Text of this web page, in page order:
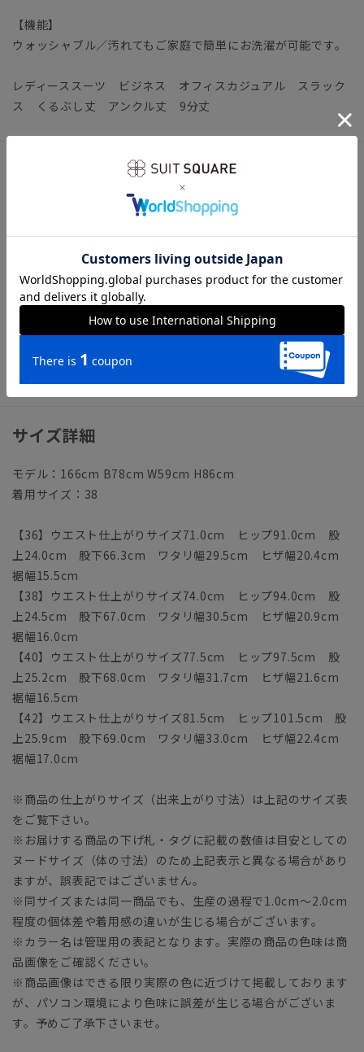
【機能】
ウォッシャブル／汚れてもご家庭で簡単にお洗濯が可能です。
レディーススーツ ビジネス オフィスカジュアル スラック
ス くるぶし丈 アンクル丈 9分丈
＊セット着用可（ジャケット、スカートは別売りとなりま
【仕様】ノータック／テーパード／膝まで裏地
【裾】シングル仕上げ（裾上げは受付対象外となります。）
【洗濯表示】ドライクリーニング・家庭洗濯可《洗濯機可（ネ
ット使用・弱水流）》
ウォッシャブル商品のお取扱いについて
サイズ詳細
モデル：166cm B78cm W59cm H86cm
着用サイズ：38
【36】ウエスト仕上がりサイズ71.0cm ヒップ91.0cm 股
上24.0cm 股下66.3cm ワタリ幅29.5cm ヒザ幅20.4cm
裾幅15.5cm
【38】ウエスト仕上がりサイズ74.0cm ヒップ94.0cm 股
上24.5cm 股下67.0cm ワタリ幅30.5cm ヒザ幅20.9cm
裾幅16.0cm
【40】ウエスト仕上がりサイズ77.5cm ヒップ97.5cm 股
上25.2cm 股下68.0cm ワタリ幅31.7cm ヒザ幅21.6cm
裾幅16.5cm
【42】ウエスト仕上がりサイズ81.5cm ヒップ101.5cm 股
上25.9cm 股下69.0cm ワタリ幅33.0cm ヒザ幅22.4cm
裾幅17.0cm
※商品の仕上がりサイズ（出来上がり寸法）は上記のサイズ表
をご覧下さい。
※お届けする商品の下げ札・タグに記載の数値は目安としての
ヌードサイズ（体の寸法）のため上記表示と異なる場合があり
ますが、誤表記ではございません。
※同サイズまたは同一商品でも、生産の過程で1.0cm～2.0cm
程度の個体差や着用感の違いが生じる場合がございます。
※カラー名は管理用の表記となります。実際の商品の色味は商
品画像をご確認ください。
※商品画像はできる限り実際の色に近づけて掲載しております
が、パソコン環境により色味に誤差が生じる場合がございま
す。予めご了承下さいませ。